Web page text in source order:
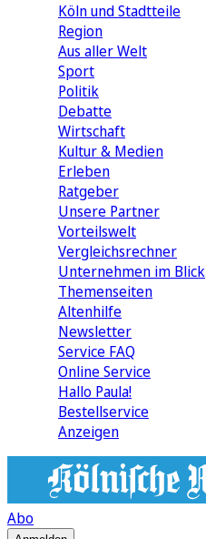
Köln und Stadtteile
Region
Aus aller Welt
Sport
Politik
Debatte
Wirtschaft
Kultur & Medien
Erleben
Ratgeber
Unsere Partner
Vorteilswelt
Vergleichsrechner
Unternehmen im Blick
Themenseiten
Altenhilfe
Newsletter
Service FAQ
Online Service
Hallo Paula!
Bestellservice
Anzeigen
Abo